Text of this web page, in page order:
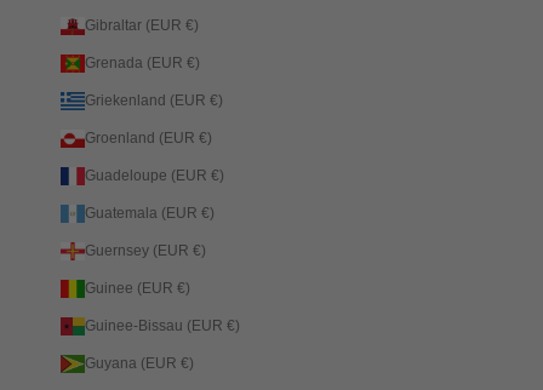
Gibraltar (EUR €)
Grenada (EUR €)
Griekenland (EUR €)
Groenland (EUR €)
Guadeloupe (EUR €)
Guatemala (EUR €)
Guernsey (EUR €)
Guinee (EUR €)
Guinee-Bissau (EUR €)
Guyana (EUR €)